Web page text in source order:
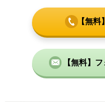
【無料
【無料】